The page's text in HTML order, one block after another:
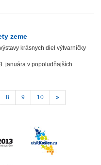
zeme
krásnych diel výtvarníčky
januára v popoludňajších
8 9 10 »